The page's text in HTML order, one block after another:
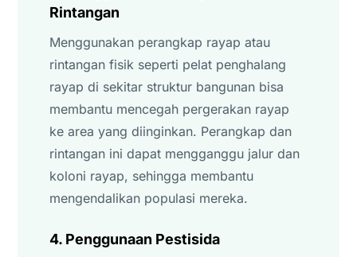
Rintangan
Menggunakan perangkap rayap atau
rintangan fisik seperti pelat penghalang
rayap di sekitar struktur bangunan bisa
membantu mencegah pergerakan rayap
ke area yang diinginkan. Perangkap dan
rintangan ini dapat mengganggu jalur dan
koloni rayap, sehingga membantu
mengendalikan populasi mereka.
4. Penggunaan Pestisida